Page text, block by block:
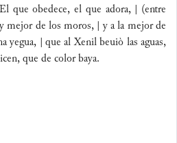
que obedece, el que adora, | (entre
mejor de los moros, | y a la mejor de
yegua, | que al Xenil beuiò las aguas,
que de color baya.